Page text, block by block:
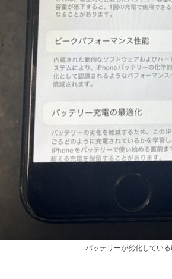
バッテリーが劣化してい